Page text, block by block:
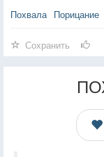
Похвала Порицание
Сохранить